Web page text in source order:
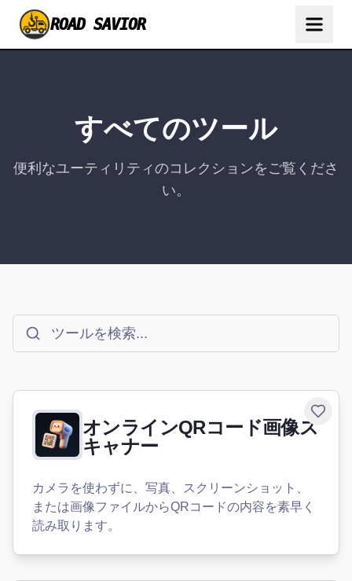
ROAD SAVIOR
すべてのツール
便利なユーティリティのコレクションをご覧くださ
い。
オンラインQRコード画像ス
キャナー
カメラを使わずに、写真、スクリーンショット、
または画像ファイルからQRコードの内容を素早く
読み取ります。